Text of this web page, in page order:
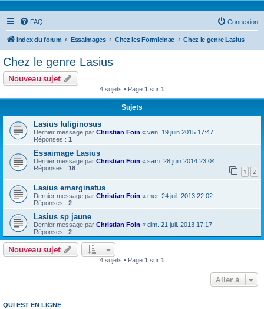
FAQ Connexion
Index du forum Essaimages Chez les Formicinae Chez le genre Lasius
Chez le genre Lasius
Nouveau sujet
4 sujets • Page 1 sur 1
Sujets
Lasius fuliginosus
Dernier message par Christian Foin « ven. 19 juin 2015 17:47
Réponses : 1
Essaimage Lasius
Dernier message par Christian Foin « sam. 28 juin 2014 23:04
Réponses : 18 1 2
Lasius emarginatus
Dernier message par Christian Foin « mer. 24 juil. 2013 22:02
Réponses : 2
Lasius sp jaune
Dernier message par Christian Foin « dim. 21 juil. 2013 17:17
Réponses : 2
Nouveau sujet
4 sujets • Page 1 sur 1
Aller à
QUI EST EN LIGNE